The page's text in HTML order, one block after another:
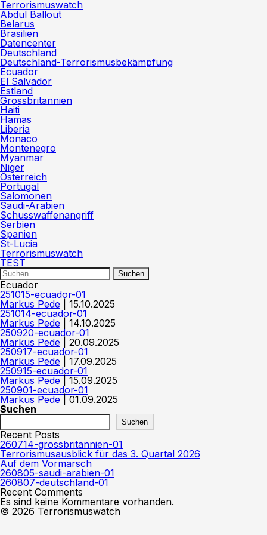
Terrorismuswatch
Abdul Ballout
Belarus
Brasilien
Datencenter
Deutschland
Deutschland-Terrorismusbekämpfung
Ecuador
El Salvador
Estland
Grossbritannien
Haiti
Hamas
Liberia
Monaco
Montenegro
Myanmar
Niger
Österreich
Portugal
Salomonen
Saudi-Arabien
Schusswaffenangriff
Serbien
Spanien
St-Lucia
Terrorismuswatch
TEST
Ecuador
251015-ecuador-01
Markus Pede
15.10.2025
251014-ecuador-01
Markus Pede
14.10.2025
250920-ecuador-01
Markus Pede
20.09.2025
250917-ecuador-01
Markus Pede
17.09.2025
250915-ecuador-01
Markus Pede
15.09.2025
250901-ecuador-01
Markus Pede
01.09.2025
Suchen
Suchen
Recent Posts
260714-grossbritannien-01
Terrorismusausblick für das 3. Quartal 2026
Auf dem Vormarsch
260805-saudi-arabien-01
260807-deutschland-01
Recent Comments
Es sind keine Kommentare vorhanden.
© 2026 Terrorismuswatch